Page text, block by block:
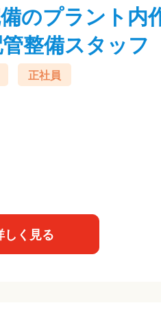
のプラント内
整備スタッフ
正社員
しく見る